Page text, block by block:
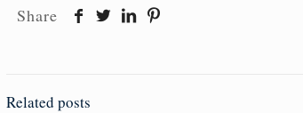
Share
Related posts